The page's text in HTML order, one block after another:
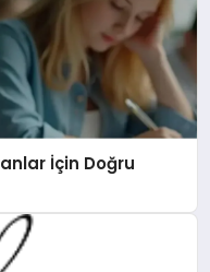
İçin Doğru